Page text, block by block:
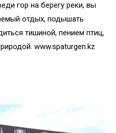
гор на берегу реки, вы
отдых, подышать
тишиной, пением птиц,
www.spaturgen.kz